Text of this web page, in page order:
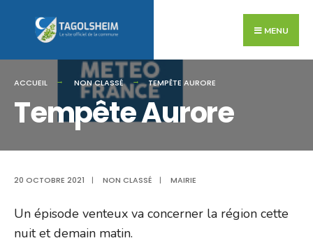
MENU
ACCUEIL NON CLASSÉ TEMPÊTE AURORE
Tempête Aurore
20 OCTOBRE 2021 | NON CLASSÉ | MAIRIE
Un épisode venteux va concerner la région cette
nuit et demain matin.
for: